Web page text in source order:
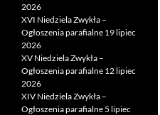
2026
XVI Niedziela Zwykła –
Ogłoszenia parafialne 19 lipiec
2026
XV Niedziela Zwykła –
Ogłoszenia parafialne 12 lipiec
2026
XIV Niedziela Zwykła –
Ogłoszenia parafialne 5 lipiec